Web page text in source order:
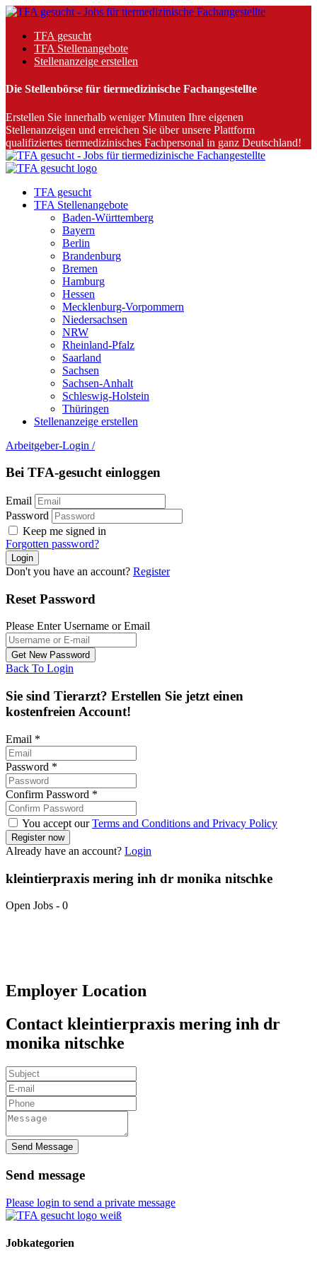
TFA gesucht
TFA Stellenangebote
Stellenanzeige erstellen
Die Stellenbörse für tiermedizinische Fachangestellte
Erstellen Sie innerhalb weniger Minuten Ihre eigenen
Stellenanzeigen und erreichen Sie über unsere Plattform
qualifiziertes tiermedizinisches Fachpersonal in ganz Deutschland!
TFA gesucht
TFA Stellenangebote
Baden-Württemberg
Bayern
Berlin
Brandenburg
Bremen
Hamburg
Hessen
Mecklenburg-Vorpommern
Niedersachsen
NRW
Rheinland-Pfalz
Saarland
Sachsen
Sachsen-Anhalt
Schleswig-Holstein
Thüringen
Stellenanzeige erstellen
Arbeitgeber-Login /
Bei TFA-gesucht einloggen
Email
Password
Keep me signed in
Forgotten password?
Don't you have an account? Register
Reset Password
Please Enter Username or Email
Back To Login
Sie sind Tierarzt? Erstellen Sie jetzt einen
kostenfreien Account!
Email *
Password *
Confirm Password *
You accept ourTerms and Conditions and Privacy Policy
Already have an account? Login
kleintierpraxis mering inh dr monika nitschke
Open Jobs - 0
Employer Location
Contact kleintierpraxis mering inh dr
monika nitschke
Send Message
Send message
Please login to send a private message
Jobkategorien